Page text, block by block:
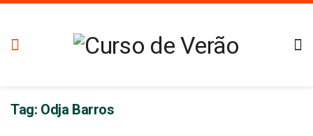
Tag: Odja Barros